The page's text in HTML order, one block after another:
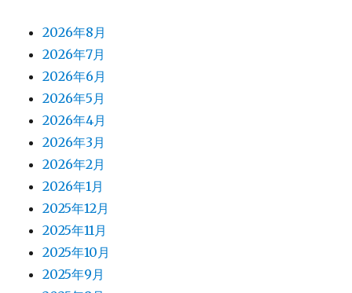
2026年8月
2026年7月
2026年6月
2026年5月
2026年4月
2026年3月
2026年2月
2026年1月
2025年12月
2025年11月
2025年10月
2025年9月